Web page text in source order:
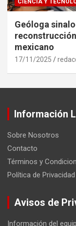
CIENCIA Y
Geóloga
mexicano
17/11/2025
Información
Sobre Nosotros
Contacto
Términos y
Política de Privacidad
Avisos de
Información del